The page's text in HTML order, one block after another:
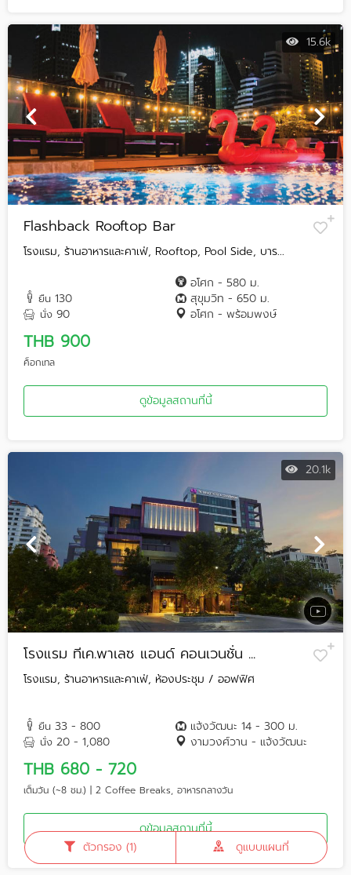
ตัวกรอง (1) ดูแบบแผนที่
15.6k
Flashback Rooftop Bar
โรงแรม, ร้านอาหารและคาเฟ่, Rooftop, Pool Side, บาร...
ยืน 130
นั่ง 90
อโศก - 580 ม.
สุขุมวิท - 650 ม.
อโศก - พร้อมพงษ์
THB 900
ค็อกเทล
ดูข้อมูลสถานที่นี้
20.1k
โรงแรม ทีเค.พาเลซ แอนด์ คอนเวนชั่น ...
โรงแรม, ร้านอาหารและคาเฟ่, ห้องประชุม / ออฟฟิศ
ยืน 33 - 800
นั่ง 20 - 1,080
แจ้งวัฒนะ 14 - 300 ม.
งามวงศ์วาน - แจ้งวัฒนะ
THB 680 - 720
เต็มวัน (~8 ชม.) | 2 Coffee Breaks, อาหารกลางวัน
ดูข้อมูลสถานที่นี้